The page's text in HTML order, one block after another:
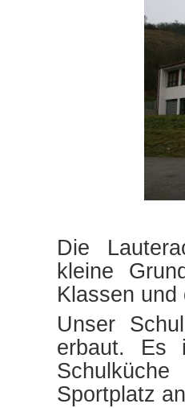
Die
kleine
Klassen und
Unser
erbaut. Es
Sportplatz